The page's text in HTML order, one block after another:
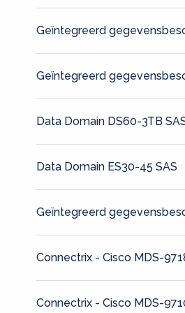
Geïntegreerd
Geïntegreerd
Data Domain DS60-3TB
Data Domain ES30-45 SAS
Geïntegreerd
Connectrix - Cisco MDS-
Connectrix - Cisco MDS-